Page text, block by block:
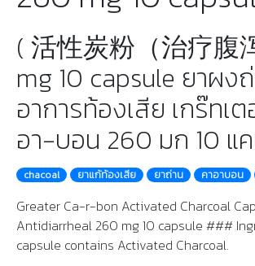
( 活性炭粉（治疗腹
mg 10 capsule ยาผง
อาการท้องเสีย เกร๊ทเ
อา-บอน 260 มก 10 แ
chacoal ยาแก้ท้องเสีย ยาถ่าน คาอาบอน
Greater Ca-r-bon Activated Charcoal
Antidiarrheal 260 mg 10 capsule ###
capsule contains Activated Charcoal.